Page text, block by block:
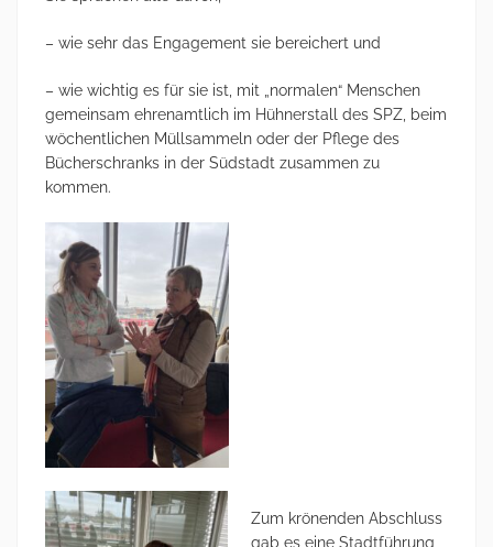
– wie sehr das Engagement sie bereichert und
– wie wichtig es für sie ist, mit „normalen“ Menschen
gemeinsam ehrenamtlich im Hühnerstall des SPZ, beim
wöchentlichen Müllsammeln oder der Pflege des
Bücherschranks in der Südstadt zusammen zu
kommen.
Zum krönenden Abschluss
gab es eine Stadtführung